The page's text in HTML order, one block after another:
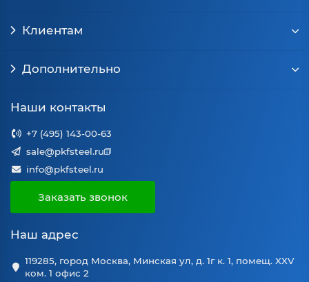
Клиентам
Дополнительно
Наши контакты
+7 (495) 143-00-63
sale@pkfsteel.ru
info@pkfsteel.ru
Заказать звонок
Наш адрес
119285, город Москва, Минская ул, д. 1г к. 1, помещ. XXV
ком. 1 офис 2